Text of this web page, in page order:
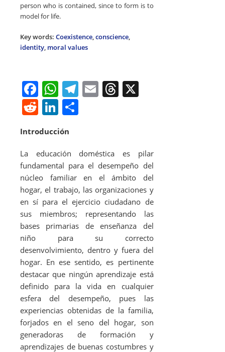
person who is contained, since to form is to
model for life.
Key words: Coexistence,conscience,
identity, moral values
F
a
c
e
b
o
o
k
W
h
at
s
A
p
p
T
a
m
E T
d
s
R
e
d
di
t
Li
n
k
e
dI
n
e
Introducción
La educación doméstica es pilar
fundamental para el desempeño del
núcleo familiar en el ámbito del
hogar, el trabajo, las organizaciones y
en sí para el ejercicio ciudadano de
sus miembros; representando las
bases primarias de enseñanza del
niño para su correcto
desenvolvimiento, dentro y fuera del
hogar. En ese sentido, es pertinente
destacar que ningún aprendizaje está
definido para la vida en cualquier
esfera del desempeño, pues las
experiencias obtenidas de la familia,
forjados en el seno del hogar, son
generadoras de formación y
aprendizajes de buenas costumbres y